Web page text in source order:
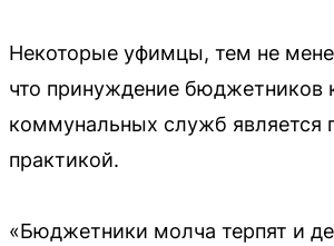
Некоторые уфимцы, тем не
что принуждение бюджетников
коммунальных служб является
практикой.
«Бюджетники молча терпят и